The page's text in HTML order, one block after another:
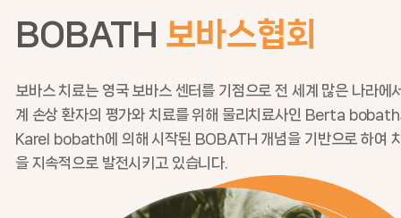
BOBATH 보바스협회
보바스 치료는 영국 보바스 센터를 기점으로 전 세계 많은 나라에
계 손상 환자의 평가와 치료를 위해 물리치료사인 Berta
Karel bobath에 의해 시작된 BOBATH 개념을 기반으로 하여
을 지속적으로 발전시키고 있습니다.